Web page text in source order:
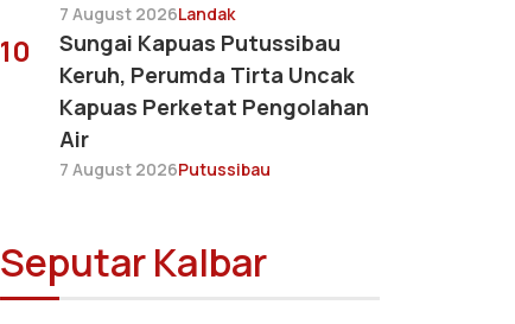
7 August 2026Landak
10
Sungai Kapuas Putussibau
Keruh, Perumda Tirta Uncak
Kapuas Perketat Pengolahan
Air
7 August 2026Putussibau
Seputar Kalbar